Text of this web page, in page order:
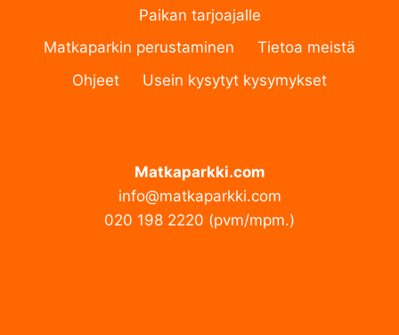
Paikan tarjoajalle
Matkaparkin perustaminen
Tietoa meistä
Ohjeet
Usein kysytyt kysymykset
Matkaparkki.com
info@matkaparkki.com
020 198 2220 (pvm/mpm.)